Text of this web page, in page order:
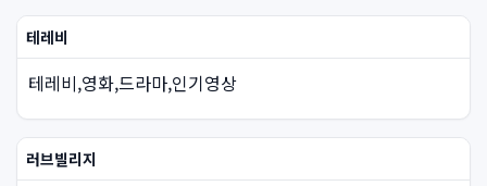
테레비
테레비,영화,드라마,인기영상
러브빌리지